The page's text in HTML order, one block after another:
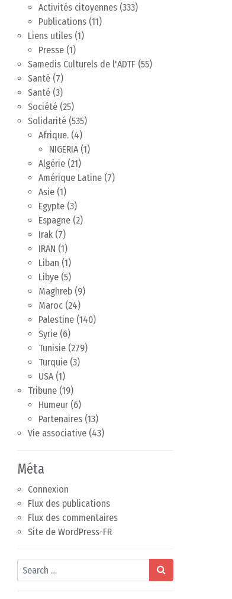
Activités citoyennes (333)
Publications (11)
Liens utiles (1)
Presse (1)
Samedis Culturels de l'ADTF (55)
Santé (7)
Santé (3)
Société (25)
Solidarité (535)
Afrique. (4)
NIGERIA(1)
Algérie (21)
Amérique Latine (7)
Asie (1)
Egypte (3)
Espagne (2)
Irak (7)
IRAN (1)
Liban (1)
Libye (5)
Maghreb (9)
Maroc (24)
Palestine (140)
Syrie (6)
Tunisie (279)
Turquie (3)
USA(1)
Tribune (19)
Humeur (6)
Partenaires (13)
Vie associative (43)
Méta
Connexion
Flux des publications
Flux des commentaires
Site de WordPress-FR
Search